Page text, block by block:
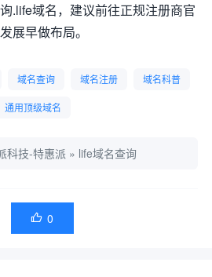
.life域名，建议前往正规注册商官
展早做布局。
域名查询 域名注册 域名科普
通用顶级域名
科技-特惠派 » life域名查询
 0